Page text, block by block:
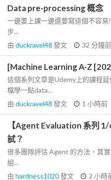
Data pre-processing 概念
一邊要上課一邊還要寫這個不容
步...
由 duckravel48 發文 32 分鐘前
[Machine Learning A-Z
這個系列文章是Udemy上的課程
檔學一點data...
由 duckravel48 發文 1 小時前
【Agent Evaluation 系列
試？
很多團隊評估 Agent 的方法，其
組...
由 hardness1020發文 2 小時